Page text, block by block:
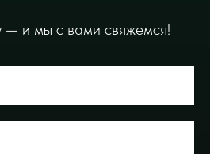
— и мы с вами свяжемся!